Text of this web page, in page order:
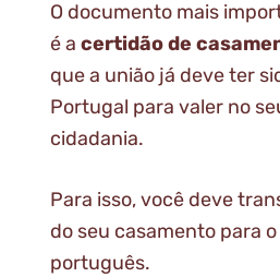
O documento mais
é a certidão de
que a união já deve ter
Portugal para valer no
cidadania.
Para isso, você deve
do seu casamento para
português.